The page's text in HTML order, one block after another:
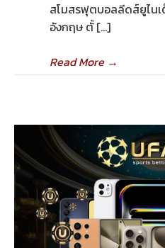
สโมสรฟุตบอลลีดส์ยูไน
อังกฤษ ตั้ […]
Read More→